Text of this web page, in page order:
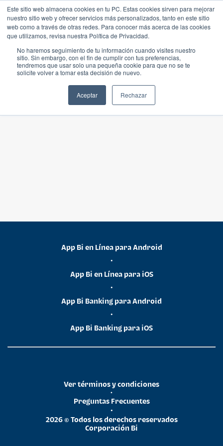
Este sitio web almacena cookies en tu PC. Estas cookies sirven para mejorar
nuestro sitio web y ofrecer servicios más personalizados, tanto en este sitio
web como a través de otras redes. Para conocer más acerca de las cookies
que utilizamos, revisa nuestra Política de Privacidad.
No haremos seguimiento de tu información cuando visites nuestro
sitio. Sin embargo, con el fin de cumplir con tus preferencias,
tendremos que usar solo una pequeña cookie para que no se te
solicite volver a tomar esta decisión de nuevo.
Aceptar Rechazar
App Bi en Línea para Android
•
App Bi en Línea para iOS
•
App Bi Banking para Android
•
App Bi Banking para iOS
2026 © Todos los derechos reservados
Corporación Bi
•
Preguntas Frecuentes
•
Ver términos y condiciones